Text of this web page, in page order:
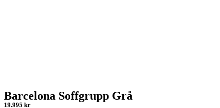
Barcelona Soffgrupp Grå
19.995 kr